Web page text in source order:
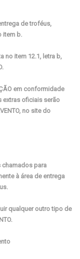
de troféus,
item b.
no item 12.1, letra b,
em conformidade
extras oficiais serão
no site do
chamados para
à área de entrega
qualquer outro tipo de